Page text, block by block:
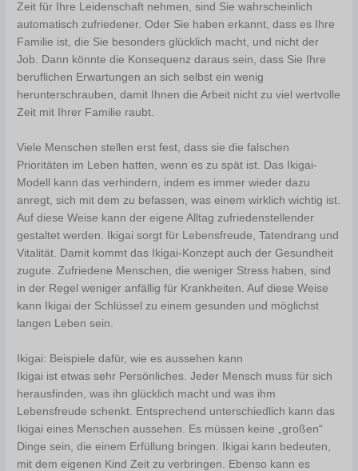
Zeit für Ihre Leidenschaft nehmen, sind Sie wahrscheinlich
automatisch zufriedener. Oder Sie haben erkannt, dass es Ihre
Familie ist, die Sie besonders glücklich macht, und nicht der
Job. Dann könnte die Konsequenz daraus sein, dass Sie Ihre
beruflichen Erwartungen an sich selbst ein wenig
herunterschrauben, damit Ihnen die Arbeit nicht zu viel wertvolle
Zeit mit Ihrer Familie raubt.
Viele Menschen stellen erst fest, dass sie die falschen
Prioritäten im Leben hatten, wenn es zu spät ist. Das Ikigai-
Modell kann das verhindern, indem es immer wieder dazu
anregt, sich mit dem zu befassen, was einem wirklich wichtig ist.
Auf diese Weise kann der eigene Alltag zufriedenstellender
gestaltet werden. Ikigai sorgt für Lebensfreude, Tatendrang und
Vitalität. Damit kommt das Ikigai-Konzept auch der Gesundheit
zugute. Zufriedene Menschen, die weniger Stress haben, sind
in der Regel weniger anfällig für Krankheiten. Auf diese Weise
kann Ikigai der Schlüssel zu einem gesunden und möglichst
langen Leben sein.
Ikigai: Beispiele dafür, wie es aussehen kann
Ikigai ist etwas sehr Persönliches. Jeder Mensch muss für sich
herausfinden, was ihn glücklich macht und was ihm
Lebensfreude schenkt. Entsprechend unterschiedlich kann das
Ikigai eines Menschen aussehen. Es müssen keine „großen“
Dinge sein, die einem Erfüllung bringen. Ikigai kann bedeuten,
mit dem eigenen Kind Zeit zu verbringen. Ebenso kann es